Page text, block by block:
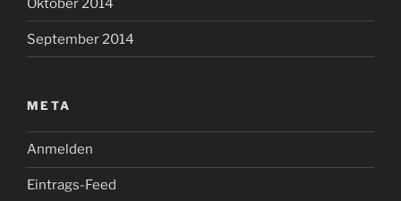
Oktober 2014
September 2014
META
Anmelden
Eintrags-Feed